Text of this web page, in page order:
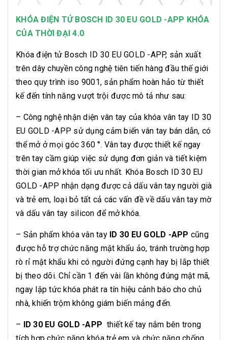
KHÓA ĐIỆN TỬ BOSCH ID 30 EU GOLD -APP KHÓA
CỦA THỜI ĐẠI 4.0
Khóa điện tử Bosch ID 30 EU GOLD -APP, sản xuất
trên dây chuyền công nghệ tiên tiến hàng đầu thế giới
theo quy trình iso 9001, sản phẩm hoàn hảo từ thiết
kế đến tính năng vượt trội được mô tả như sau:
– Công nghệ nhận diện vân tay của khóa vân tay ID 30
EU GOLD -APP sử dụng cảm biến vân tay bán dẫn, có
thể mở ở mọi góc 360 °. Vân tay được thiết kế ngay
trên tay cầm giúp việc sử dụng đơn giản và tiết kiệm
thời gian mở khóa tối ưu nhất. Khóa Bosch ID 30 EU
GOLD -APP nhận dạng được cả dấu vân tay người già
và trẻ em, loại bỏ tất cả các vấn đề về dấu vân tay mờ
và dấu vân tay silicon để mở khóa.
– Sản phẩm khóa vân tay ID 30 EU GOLD -APP cũng
được hỗ trợ chức năng mật khẩu ảo, tránh trường hợp
rò rỉ mật khẩu khi có người đứng cạnh hay bị lắp thiết
bị theo dõi. Chỉ cần 1 đến vài lần không đúng mật mã,
ngay lập tức khóa phát ra tín hiệu cảnh báo cho chủ
nhà, khiến trộm không giám biến mảng đến.
– ID 30 EU GOLD -APP thiết kế tay nắm bên trong